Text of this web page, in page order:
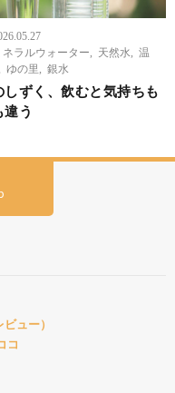
ネラルウォーター
天然水
温
ゆの里 銀水
しずく、飲むと気持ちも
違う
ュー）
コ